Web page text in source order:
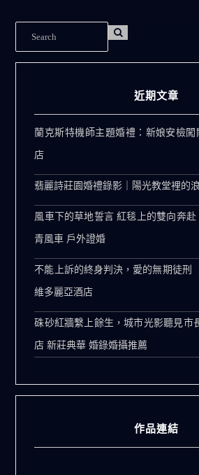
近期文章
蘭克斯特機師主題婚禮：新娘安檢闖
店
翡麗詩莊園婚禮錄影｜陽光教堂裡的
風車下的草地誓言 紅毯上的雙向奔
青風車 戶外證婚
不能上訴的終身判決，愛的無期徒刑
維多麗亞酒店
硃砂紅牆繫上餘生，城市光影聽見市
店 新莊典華 婚錄婚攝推薦
作品連結